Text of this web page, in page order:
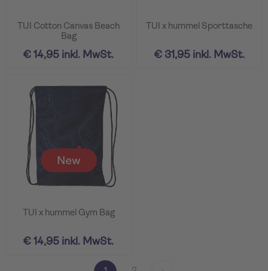
TUI Cotton Canvas Beach
Bag
€ 14,95 inkl. MwSt.
TUI x hummel Sporttasche
€ 31,95 inkl. MwSt.
TUI x hummel Gym Bag
€ 14,95 inkl. MwSt.